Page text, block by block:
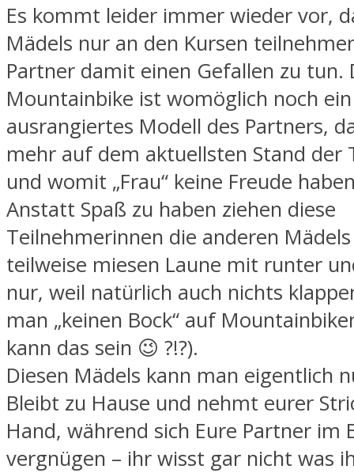
Es kommt leider immer wieder vor,
Mädels nur an den Kursen
Partner damit einen Gefallen zu tun.
Mountainbike ist womöglich noch ein
ausrangiertes Modell des Partners,
mehr auf dem aktuellsten Stand der
und womit „Frau“ keine Freude
Anstatt Spaß zu haben ziehen diese
Teilnehmerinnen die anderen
teilweise miesen Laune mit runter
nur, weil natürlich auch nichts
man „keinen Bock“ auf
kann das sein 😉 ?!?).
Diesen Mädels kann man eigentlich
Bleibt zu Hause und nehmt eurer
Hand, während sich Eure Partner im
vergnügen – ihr wisst gar nicht was